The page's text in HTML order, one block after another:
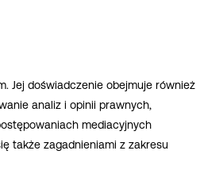
Jej doświadczenie obejmuje również
analiz i opinii prawnych,
mediacyjnych
także zagadnieniami z zakresu